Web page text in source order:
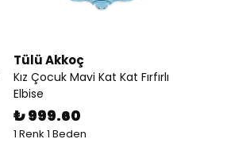
Tülü Akkoç
Kız Çocuk Mavi Kat Kat Fırfırlı
Elbise
₺ 999.60
1 Renk 1 Beden